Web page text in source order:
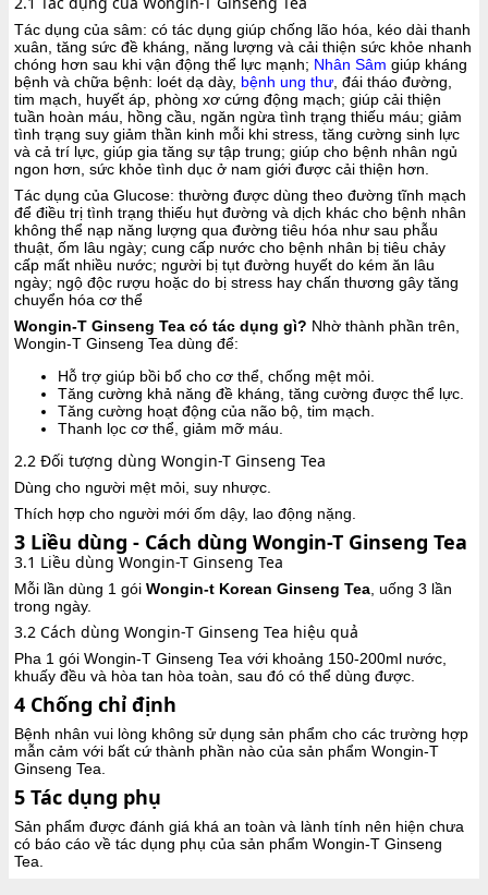
Tác dụng của sâm: có tác dụng giúp chống lão hóa, kéo dài thanh
xuân, tăng sức đề kháng, năng lượng và cải thiện sức khỏe nhanh
chóng hơn sau khi vận động thể lực mạnh; Nhân Sâm giúp kháng
bệnh và chữa bệnh: loét dạ dày, bệnh ung thư , đái tháo đường,
tim mạch, huyết áp, phòng xơ cứng động mạch; giúp cải thiện
tuần hoàn máu, hồng cầu, ngăn ngừa tình trạng thiếu máu; giảm
tình trạng suy giảm thần kinh mỗi khi stress, tăng cường sinh lực
và cả trí lực, giúp gia tăng sự tập trung; giúp cho bệnh nhân ngủ
ngon hơn, sức khỏe tình dục ở nam giới được cải thiện hơn.
Tác dụng của Glucose: thường được dùng theo đường tĩnh mạch
để điều trị tình trạng thiếu hụt đường và dịch khác cho bệnh nhân
không thể nạp năng lượng qua đường tiêu hóa như sau phẫu
thuật, ốm lâu ngày; cung cấp nước cho bệnh nhân bị tiêu chảy
cấp mất nhiều nước; người bị tụt đường huyết do kém ăn lâu
ngày; ngộ độc rượu hoặc do bị stress hay chấn thương gây tăng
chuyển hóa cơ thể
Wongin-T Ginseng Tea có tác dụng gì? Nhờ thành phần trên,
Wongin-T Ginseng Tea dùng để:
Hỗ trợ giúp bồi bổ cho cơ thể, chống mệt mỏi.
Tăng cường khả năng đề kháng, tăng cường được thể lực.
Tăng cường hoạt động của não bộ, tim mạch.
Thanh lọc cơ thể, giảm mỡ máu.
2.2 Đối tượng dùng Wongin-T Ginseng Tea
Dùng cho người mệt mỏi, suy nhược.
Thích hợp cho người mới ốm dậy, lao động nặng.
3 Liều dùng - Cách dùng Wongin-T Ginseng Tea
3.1 Liều dùng Wongin-T Ginseng Tea
Mỗi lần dùng 1 gói Wongin-t Korean Ginseng Tea , uống 3 lần
trong ngày.
3.2 Cách dùng Wongin-T Ginseng Tea hiệu quả
Pha 1 gói Wongin-T Ginseng Tea với khoảng 150-200ml nước,
khuấy đều và hòa tan hòa toàn, sau đó có thể dùng được.
4 Chống chỉ định
Bệnh nhân vui lòng không sử dụng sản phẩm cho các trường hợp
mẫn cảm với bất cứ thành phần nào của sản phẩm Wongin-T
Ginseng Tea.
5 Tác dụng phụ
Sản phẩm được đánh giá khá an toàn và lành tính nên hiện chưa
có báo cáo về tác dụng phụ của sản phẩm Wongin-T Ginseng
Tea.